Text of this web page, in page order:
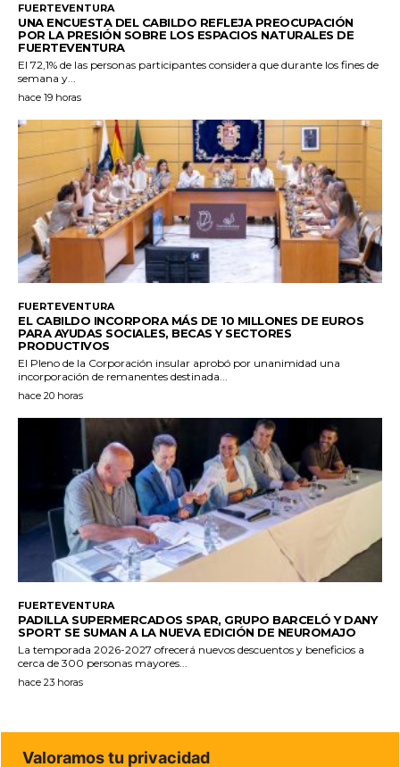
FUERTEVENTURA
UNA ENCUESTA DEL CABILDO REFLEJA PREOCUPACIÓN
POR LA PRESIÓN SOBRE LOS ESPACIOS NATURALES DE
FUERTEVENTURA
El 72,1% de las personas participantes considera que durante los fines de
semana y...
hace 19 horas
FUERTEVENTURA
EL CABILDO INCORPORA MÁS DE 10 MILLONES DE EUROS
PARA AYUDAS SOCIALES, BECAS Y SECTORES
PRODUCTIVOS
El Pleno de la Corporación insular aprobó por unanimidad una
incorporación de remanentes destinada...
hace 20 horas
FUERTEVENTURA
PADILLA SUPERMERCADOS SPAR, GRUPO BARCELÓ Y DANY
SPORT SE SUMAN A LA NUEVA EDICIÓN DE NEUROMAJO
La temporada 2026-2027 ofrecerá nuevos descuentos y beneficios a
cerca de 300 personas mayores...
hace 23 horas